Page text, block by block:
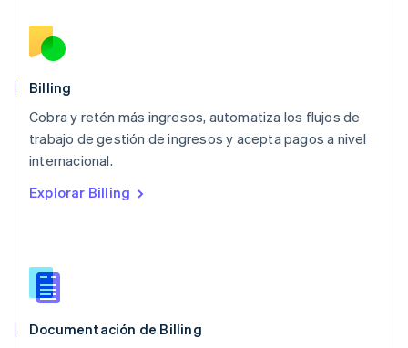
Billing
Cobra y retén más ingresos, automatiza los flujos de
trabajo de gestión de ingresos y acepta pagos a nivel
internacional.
Explorar Billing
Documentación de Billing
English
México
Español
English
Nueva Zelandia
English
NederlandsEnglish
Português
RAE de Hong Kong, China
Reino Unido